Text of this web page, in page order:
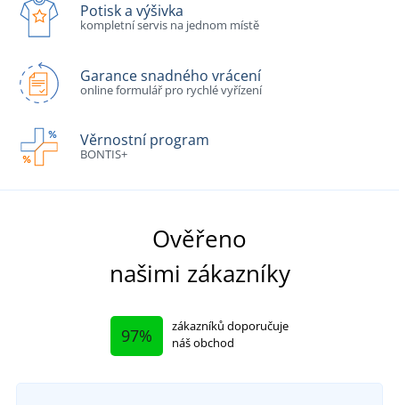
Potisk a výšivka
kompletní servis na jednom místě
Garance snadného vrácení
online formulář pro rychlé vyřízení
Věrnostní program
BONTIS+
Ověřeno
našimi zákazníky
97%
zákazníků doporučuje
náš obchod